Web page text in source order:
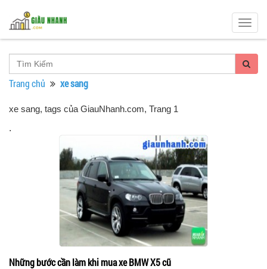
Trang chủ xe sang
xe sang, tags của GiauNhanh.com, Trang 1
.
Những bước cần làm khi mua xe BMW X5 cũ